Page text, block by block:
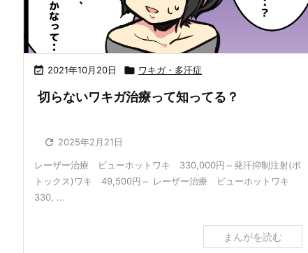
 2021年10月20日  ワキガ・多汗症
切らないワキガ治療って知ってる？
 2025年2月21日
レーザー治療 ビューホットワキ 330,000円～発汗抑制注射(ボ
トックス)ワキ 49,500円～ レーザー治療 ビューホットワキ
330, ...
まんがを読む